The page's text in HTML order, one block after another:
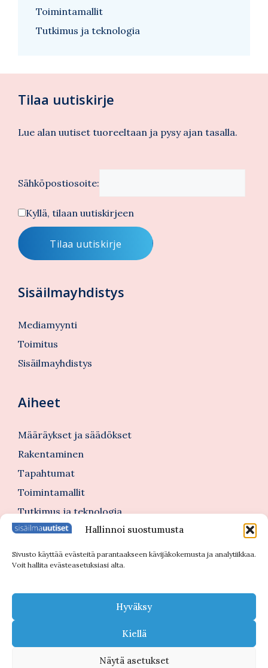
Hallinnoi suostumusta
Sivusto käyttää evästeitä parantaakseen kävijäkokemusta ja analytiikkaa.
Voit hallita evästeasetuksiasi alta.
Hyväksy
Kiellä
Näytä asetukset
Toimintamallit
Tutkimus ja teknologia
Tilaa uutiskirje
Lue alan uutiset tuoreeltaan ja pysy ajan tasalla.
Sähköpostiosoite:
Kyllä, tilaan uutiskirjeen
Sisäilmayhdistys
Mediamyynti
Toimitus
Sisäilmayhdistys
Aiheet
Määräykset ja säädökset
Rakentaminen
Tapahtumat
Toimintamallit
Tutkimus ja teknologia
Tutustu myös
© 2026 Sisäilmauutiset |Tietosuojaseloste